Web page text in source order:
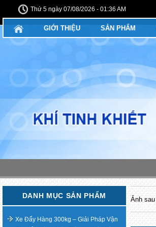
Thứ 5 ngày 07/08/2026 - 01:36 AM
GIỚI THIỆU SẢN PHẨM
Ảnh sau
DANH MỤC SẢN PHẨM
Xe Đẩy Hàng 300kg – Giải Pháp Vận